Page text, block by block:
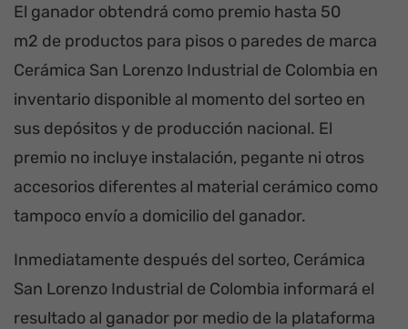
El ganador obtendrá como premio hasta 50
m2 de productos para pisos o paredes de marca
Cerámica San Lorenzo Industrial de Colombia en
inventario disponible al momento del sorteo en
sus depósitos y de producción nacional. El
premio no incluye instalación, pegante ni otros
accesorios diferentes al material cerámico como
tampoco envío a domicilio del ganador.
Inmediatamente después del sorteo, Cerámica
San Lorenzo Industrial de Colombia informará el
resultado al ganador por medio de la plataforma